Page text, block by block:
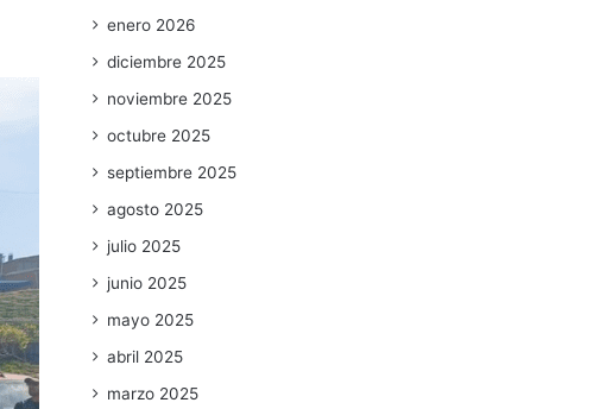
enero 2026
diciembre 2025
noviembre 2025
octubre 2025
septiembre 2025
agosto 2025
julio 2025
junio 2025
mayo 2025
abril 2025
marzo 2025